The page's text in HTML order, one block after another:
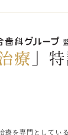
療を専門としてい